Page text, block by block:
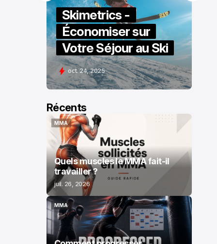
Skimetrics -
Économiser sur
Votre Séjour au Ski
oct. 24, 2025
Récents
MMA
MMA
Quels muscles le MMA fait-il
travailler ?
juil. 26, 2026
MMA
MMA